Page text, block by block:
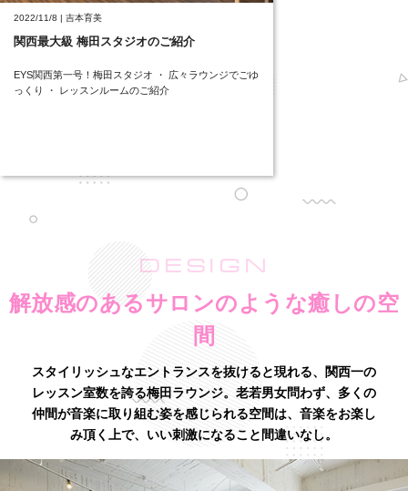
2022/11/8 | 吉本育美
関西最大級 梅田スタジオのご紹介
EYS関西第一号！梅田スタジオ ・ 広々ラウンジでごゆ
っくり ・ レッスンルームのご紹介
DESIGN
解放感のあるサロンのような癒しの空
間
スタイリッシュなエントランスを抜けると現れる、関西一の
レッスン室数を誇る梅田ラウンジ。老若男女問わず、多くの
仲間が音楽に取り組む姿を感じられる空間は、音楽をお楽し
み頂く上で、いい刺激になること間違いなし。